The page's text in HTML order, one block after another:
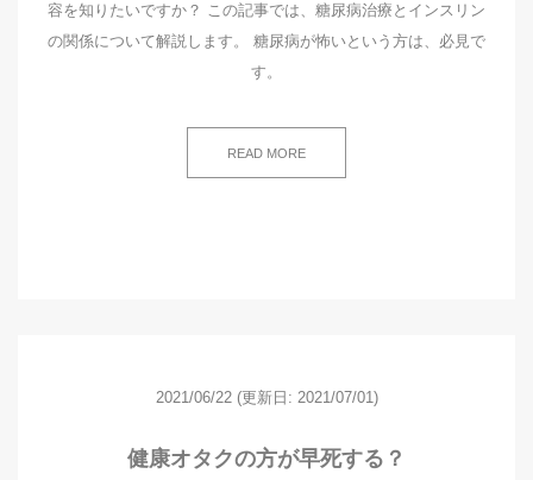
容を知りたいですか？ この記事では、糖尿病治療とインスリン
の関係について解説します。 糖尿病が怖いという方は、必見で
す。
READ MORE
2021/06/22 (更新日: 2021/07/01)
健康オタクの方が早死する？